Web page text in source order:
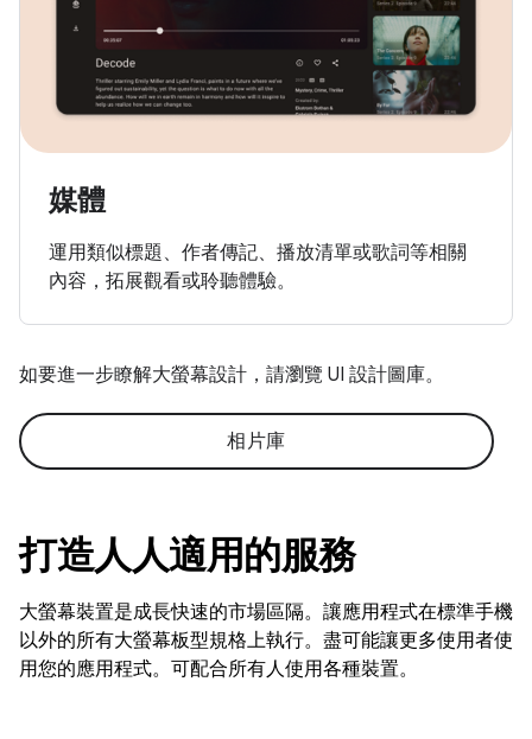
媒體
運用類似標題、作者傳記、播放清單或歌詞等相關
內容，拓展觀看或聆聽體驗。
如要進一步瞭解大螢幕設計，請瀏覽 UI 設計圖庫。
相片庫
打造人人適用的服務
大螢幕裝置是成長快速的市場區隔。讓應用程式在標準手機
以外的所有大螢幕板型規格上執行。盡可能讓更多使用者使
用您的應用程式。可配合所有人使用各種裝置。